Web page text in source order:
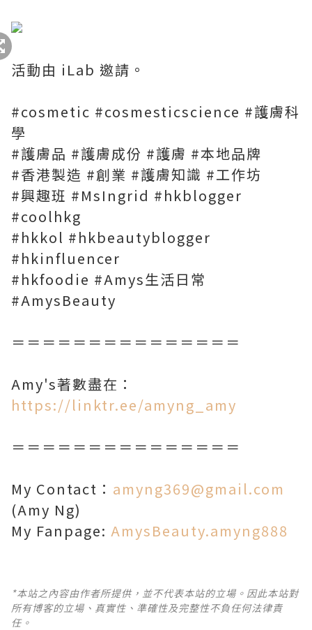
活動由 iLab 邀請。
#cosmetic #cosmesticscience #護膚科
學
#護膚品 #護膚成份 #護膚 #本地品牌
#香港製造 #創業 #護膚知識 #工作坊
#興趣班 #MsIngrid #hkblogger
#coolhkg
#hkkol #hkbeautyblogger
#hkinfluencer
#hkfoodie #Amys生活日常
#AmysBeauty
＝＝＝＝＝＝＝＝＝＝＝＝＝＝＝
Amy's著數盡在：
https://linktr.ee/amyng_amy
＝＝＝＝＝＝＝＝＝＝＝＝＝＝＝
My Contact： amyng369@gmail.com
(Amy Ng)
My Fanpage: AmysBeauty.amyng888
*本站之內容由作者所提供，並不代表本站的立場。因此本站對
所有博客的立場、真實性、準確性及完整性不負任何法律責
任。